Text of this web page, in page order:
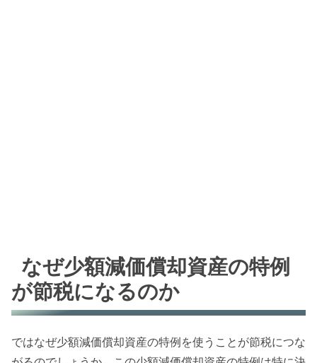
なぜ少額減価償却資産の特例
が節税になるのか
ではなぜ少額減価償却資産の特例を使うことが節税につな